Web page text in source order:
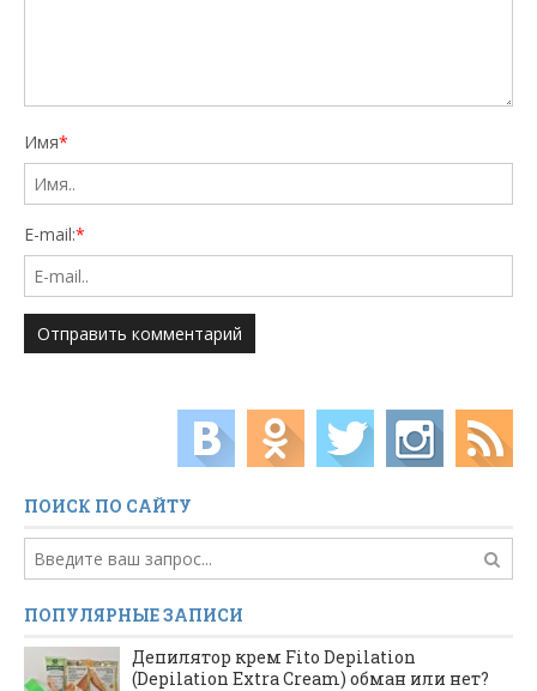
Имя*
E-mail:*
ПОИСК ПО САЙТУ
ПОПУЛЯРНЫЕ ЗАПИСИ
Депилятор крем Fito Depilation
(Depilation Extra Cream) обман или нет?